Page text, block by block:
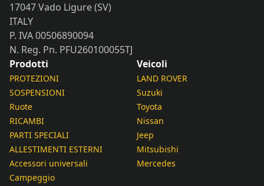
17047 Vado Ligure (SV)
ITALY
P. IVA 00506890094
N. Reg. Pn. PFU260100055TJ
Prodotti
PROTEZIONI
SOSPENSIONI
Ruote
RICAMBI
PARTI SPECIALI
ALLESTIMENTI ESTERNI
Accessori universali
Campeggio
Veicoli
LAND ROVER
Suzuki
Toyota
Nissan
Jeep
Mitsubishi
Mercedes